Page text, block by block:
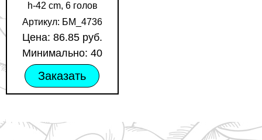
h-42 cm, 6 голов
Артикул: БМ_4736
Цена: 86.85 руб.
Минимально: 40
Заказать